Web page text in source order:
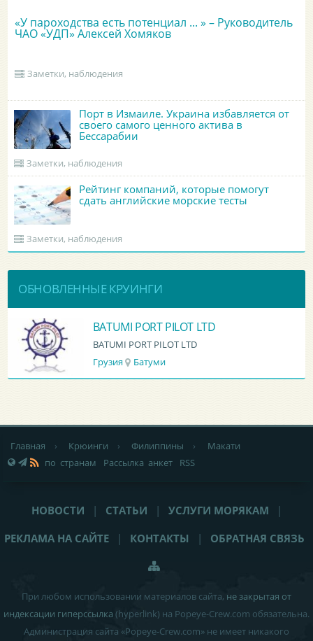
«У пароходства есть потенциал ... » – Руководитель
ЧАО «УДП» Алексей Хомяков
Заметки, наблюдения
Порт в Измаиле. Украина избавляется от
своего самого ценного актива в
Бессарабии
Заметки, наблюдения
Рейтинг компаний, которые помогут
сдать английские морские тесты
Заметки, наблюдения
ОБНОВЛЕННЫЕ КРУИНГИ
BATUMI PORT PILOT LTD
BATUMI PORT PILOT LTD
Грузия
Батуми
Главная › Крюинги › Филиппины ›
Макати
по странам
Рассылка анкет RSS
НОВОСТИ | СТАТЬИ | УСЛУГИ МОРЯКАМ
|
РЕКЛАМА НА САЙТЕ
| КОНТАКТЫ | ОБРАТНАЯ СВЯЗЬ
При любом использовании материалов сайта, не закрытая от
индексации гиперссылка (hyperlink) на Popeye-Crew.com обязательна.
Администрация сайта «Popeye-Crew.com» не имеет никакого